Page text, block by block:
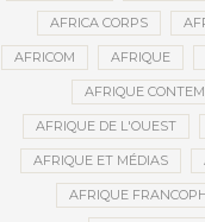
AFRICA CORPS
AFRICOM AFRIQUE
AFRIQUE
AFRIQUE DE L'OUEST
AFRIQUE ET MÉDIAS
AFRIQUE